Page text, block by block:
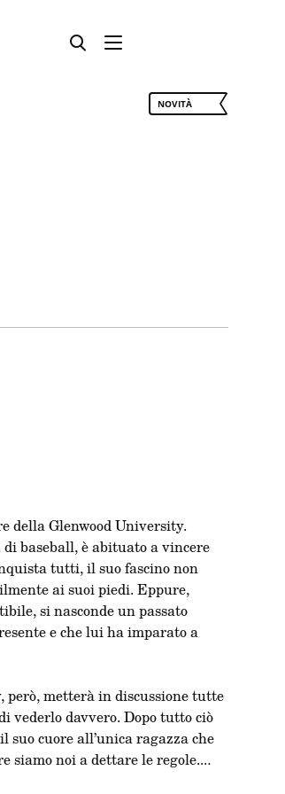
NOVITÀ
della Glenwood University.
baseball, è abituato a vincere
tutti, il suo fascino non
ai suoi piedi. Eppure,
si nasconde un passato
e che lui ha imparato a
però, metterà in discussione tutte
vederlo davvero. Dopo tutto ciò
cuore all’unica ragazza che
siamo noi a dettare le regole.